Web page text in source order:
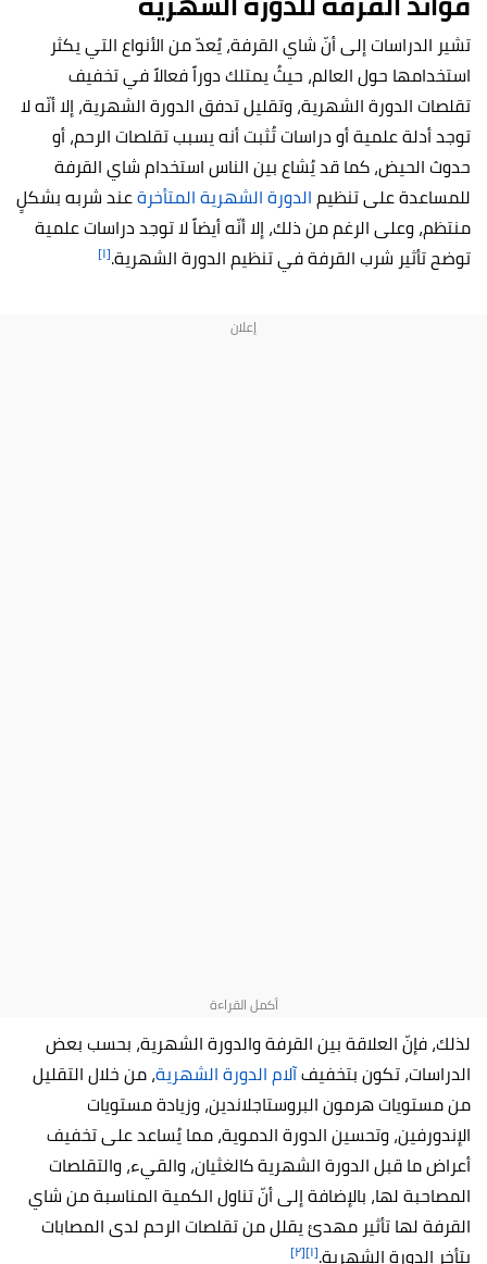
تشير الدراسات إلى أنّ شاي القرفة، يُعدّ من الأنواع التي يكثر
استخدامها حول العالم، حيثُ يمتلك دوراً فعالاً في تخفيف
تقلصات الدورة الشهرية، وتقليل تدفق الدورة الشهرية، إلا أنّه لا
توجد أدلة علمية أو دراسات تُثبت أنه يسبب تقلصات الرحم، أو
حدوث الحيض، كما قد يُشاع بين الناس استخدام شاي القرفة
للمساعدة على تنظيمالدورة الشهرية المتأخرةعند شربه بشكلٍ
منتظم، وعلى الرغم من ذلك، إلا أنّه أيضاً لا توجد دراسات علمية
توضح تأثير شرب القرفة في تنظيم الدورة الشهرية.[١]
لذلك، فإنّ العلاقة بين القرفة والدورة الشهرية، بحسب بعض
الدراسات، تكون بتخفيفآلام الدورة الشهرية، من خلال التقليل
من مستويات هرمون البروستاجلاندين، وزيادة مستويات
الإندورفين، وتحسين الدورة الدموية، مما يُساعد على تخفيف
أعراض ما قبل الدورة الشهرية كالغثيان، والقيء، والتقلصات
المصاحبة لها، بالإضافة إلى أنّ تناول الكمية المناسبة من شاي
القرفة لها تأثير مهدئ يقلل من تقلصات الرحم لدى المصابات
بتأخر الدورة الشهرية.[١] [٢]